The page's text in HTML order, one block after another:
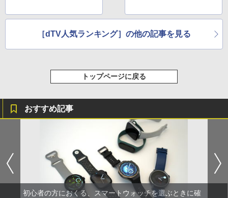
［dTV人気ランキング］の他の記事を見る
トップページに戻る
おすすめ記事
初心者の方におくる、スマートウォッチを選ぶときに確